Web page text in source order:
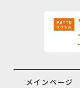
メインページ